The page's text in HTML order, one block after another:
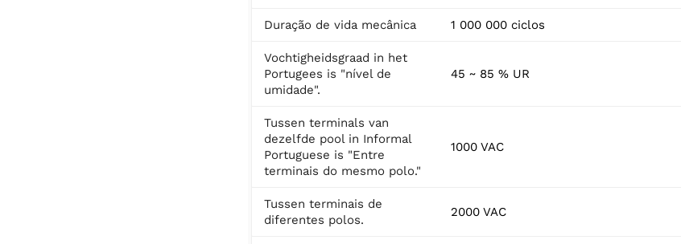
Duração de vida mecânica 1 000 000 ciclos
Vochtigheidsgraad in het
Portugees is "nível de
umidade".
45 ~ 85 % UR
Tussen terminals van
dezelfde pool in Informal
Portuguese is "Entre
terminais do mesmo polo."
1000 VAC
Tussen terminais de
diferentes polos.
2000 VAC